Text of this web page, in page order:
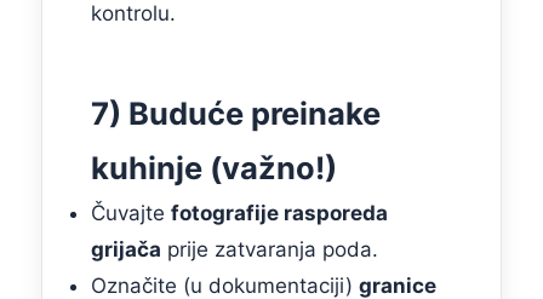
kontrolu.
7) Buduće preinake
kuhinje (važno!)
Čuvajte fotografije rasporeda
grijača prije zatvaranja poda.
Označite (u dokumentaciji) granice